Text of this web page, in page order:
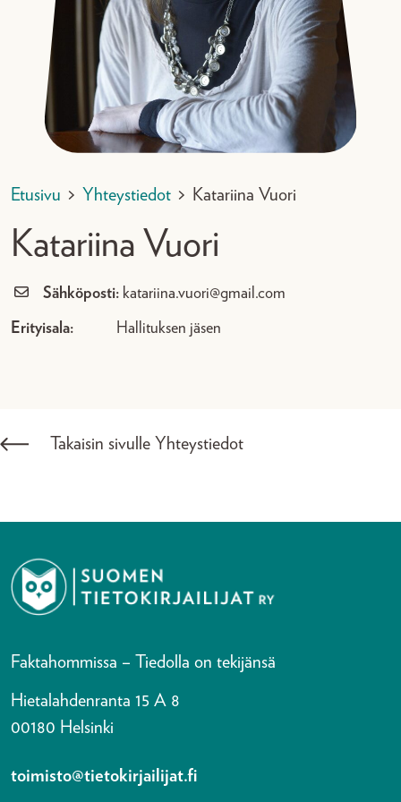
Etusivu > Yhteystiedot > Katariina Vuori
Katariina Vuori
Sähköposti: katariina.vuori@gmail.com
Erityisala: Hallituksen jäsen
Takaisin sivulle Yhteystiedot
Faktahommissa – Tiedolla on tekijänsä
Hietalahdenranta 15 A 8
00180 Helsinki
toimisto@tietokirjailijat.fi